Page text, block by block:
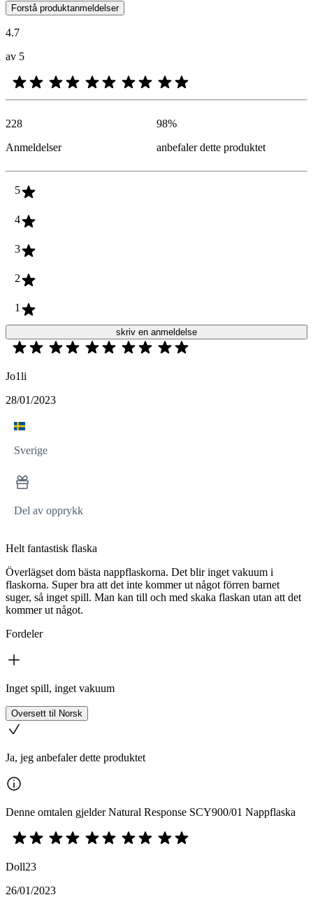
Kundenes meninger i form av produkt- og stjernevurdering er
Forstå produktanmeldelser
4.7
av 5
228
Anmeldelser
98%
anbefaler dette produktet
5
4
3
2
1
skriv en anmeldelse
Jo1li
28/01/2023
Sverige
Del av opprykk
Helt fantastisk flaska
Överlägset dom bästa nappflaskorna. Det blir inget vakuum i
flaskorna. Super bra att det inte kommer ut något förren barnet
suger, så inget spill. Man kan till och med skaka flaskan utan att det
kommer ut något.
Fordeler
Inget spill, inget vakuum
Oversett til Norsk
Ja, jeg anbefaler dette produktet
Denne omtalen gjelder Natural Response SCY900/01 Nappflaska
Doll23
26/01/2023